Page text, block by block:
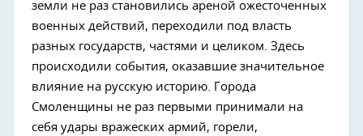
земли не раз становились ареной ожесточенных
военных действий, переходили под власть
разных государств, частями и целиком. Здесь
происходили события, оказавшие значительное
влияние на русскую историю. Города
Смоленщины не раз первыми принимали на
себя удары вражеских армий, горели,